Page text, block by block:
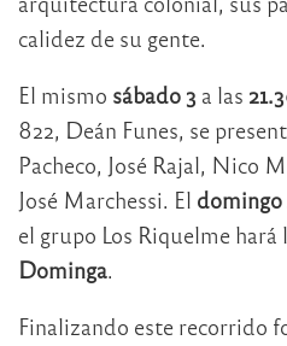
calidez de su gente.
El mismo sábado 3 a las
822, Deán Funes, se
Pacheco, José Rajal, Nico
José Marchessi. El domingo
el grupo Los Riquelme hará
Dominga.
Finalizando este recorrido